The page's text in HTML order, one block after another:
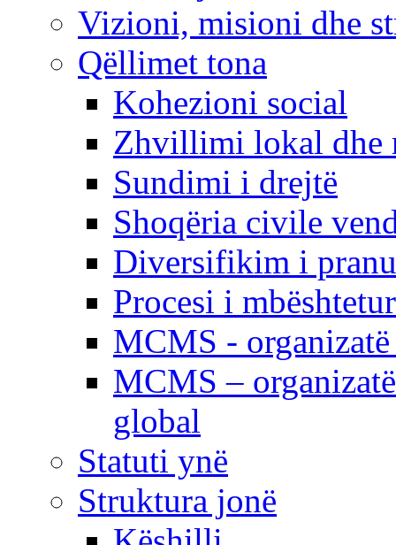
Vizioni, misioni dhe
Qëllimet tona
Kohezioni social
Zhvillimi lokal dhe
Sundimi i drejtë
Shoqëria civile
Diversifikim i
Procesi i
MCMS -
MCMS –
global
Statuti ynë
Struktura jonë